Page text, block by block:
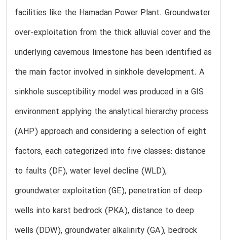
facilities like the Hamadan Power Plant. Groundwater
over-exploitation from the thick alluvial cover and the
underlying cavernous limestone has been identified as
the main factor involved in sinkhole development. A
sinkhole susceptibility model was produced in a GIS
environment applying the analytical hierarchy process
(AHP) approach and considering a selection of eight
factors, each categorized into five classes: distance
to faults (DF), water level decline (WLD),
groundwater exploitation (GE), penetration of deep
wells into karst bedrock (PKA), distance to deep
wells (DDW), groundwater alkalinity (GA), bedrock